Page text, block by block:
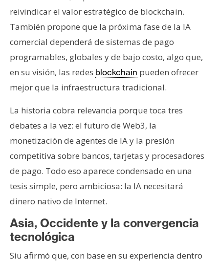
a
d
reivindicar el valor estratégico de blockchain.
También propone que la próxima fase de la IA
comercial dependerá de sistemas de pago
programables, globales y de bajo costo, algo que,
en su visión, las redes blockchain pueden ofrecer
mejor que la infraestructura tradicional.
La historia cobra relevancia porque toca tres
debates a la vez: el futuro de Web3, la
monetización de agentes de IA y la presión
competitiva sobre bancos, tarjetas y procesadores
de pago. Todo eso aparece condensado en una
tesis simple, pero ambiciosa: la IA necesitará
dinero nativo de Internet.
Asia, Occidente y la convergencia
tecnológica
Siu afirmó que, con base en su experiencia dentro